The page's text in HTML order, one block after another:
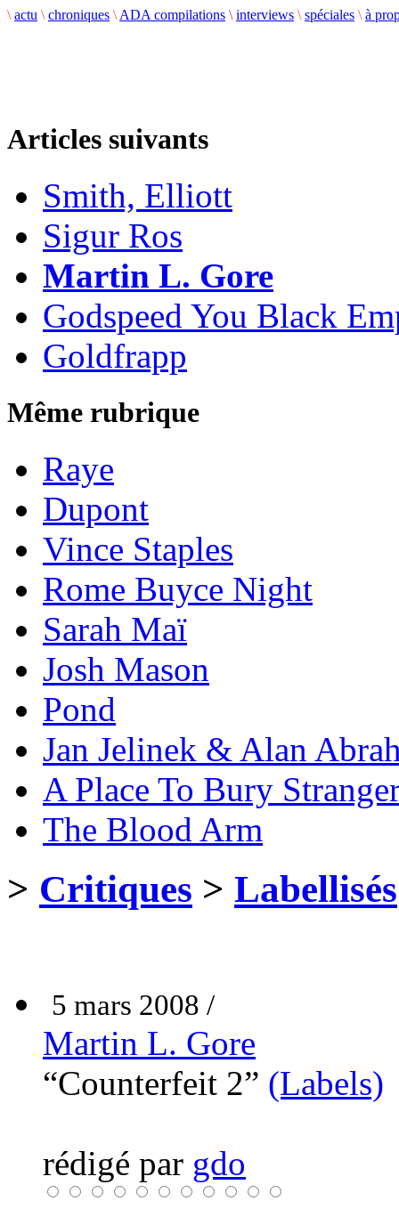
\ actu \ chroniques \ ADA compilations \ interviews \ spéciales \ à
Articles suivants
Smith, Elliott
Sigur Ros
Martin L. Gore
Godspeed You Black
Goldfrapp
Même rubrique
Raye
Dupont
Vince Staples
Rome Buyce Night
Sarah Maï
Josh Mason
Pond
Jan Jelinek & Alan
A Place To Bury
The Blood Arm
> Critiques > Labellisés
5 mars 2008 /
Martin L. Gore
“Counterfeit 2” (Labels)
rédigé par gdo